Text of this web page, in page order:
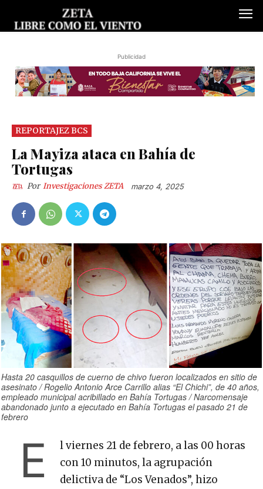
Publicidad
REPORTAJEZ BCS
La Mayiza ataca en Bahía de
Tortugas
Por Investigaciones ZETA marzo 4, 2025
Hasta 20 casquillos de cuerno de chivo fueron localizados en sitio de
asesinato / Rogelio Antonio Arce Carrillo alias “El Chichi”, de 40 años,
empleado municipal acribillado en Bahía Tortugas / Narcomensaje
abandonado junto a ejecutado en Bahía Tortugas el pasado 21 de
febrero
E
l viernes 21 de febrero, a las 00 horas
con 10 minutos, la agrupación
delictiva de “Los Venados”, hizo